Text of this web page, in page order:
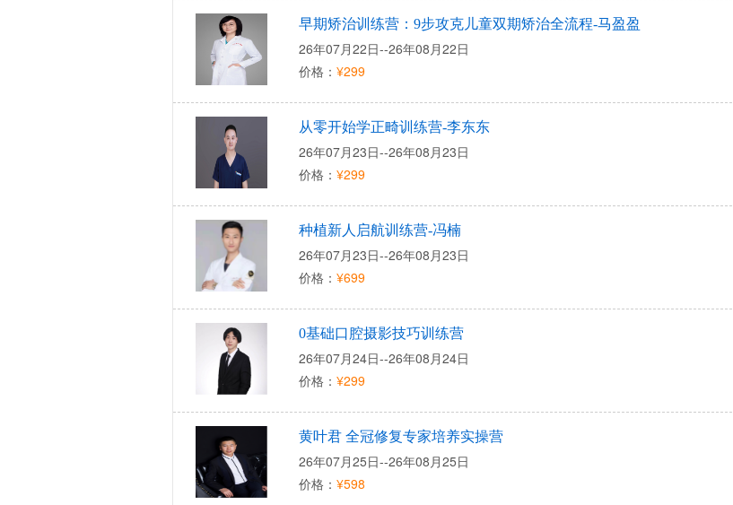
早期矫治训练营：9步攻克儿童双期矫治全流程-马盈盈
26年07月22日--26年08月22日
价格： ¥299
从零开始学正畸训练营-李东东
26年07月23日--26年08月23日
价格： ¥299
种植新人启航训练营-冯楠
26年07月23日--26年08月23日
价格： ¥699
0基础口腔摄影技巧训练营
26年07月24日--26年08月24日
价格： ¥299
黄叶君 全冠修复专家培养实操营
26年07月25日--26年08月25日
价格： ¥598